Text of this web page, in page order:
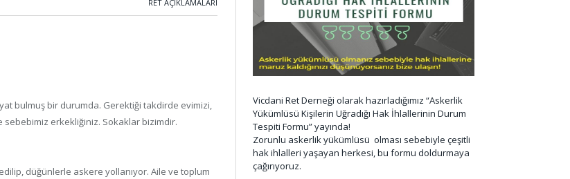
RET AÇIKLAMALARI
bulmuş bir durumda. Gerektiği takdirde evimizi,
erkekliğiniz. Sokaklar bizimdir.
düğünlerle askere yollanıyor. Aile ve toplum
Vicdani Ret Derneği olarak hazırladığımız “Askerlik
Yükümlüsü Kişilerin Uğradığı Hak İhlallerinin Durum
Tespiti Formu” yayında!
Zorunlu askerlik yükümlüsü olması sebebiyle çeşitli
hak ihlalleri yaşayan herkesi, bu formu doldurmaya
çağırıyoruz.